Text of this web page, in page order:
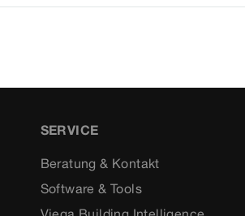
SERVICE
Beratung & Kontakt
Software & Tools